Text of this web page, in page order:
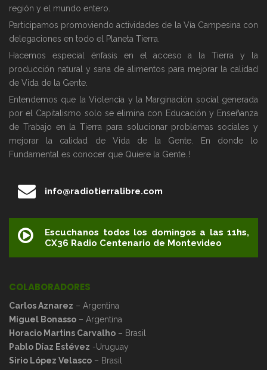
región y el mundo entero.
Participamos promoviendo actividades de la Vía Campesina con
delegaciones en todo el Planeta Tierra.
Hacemos especial énfasis en el acceso a la Tierra y la
producción natural y sana de alimentos para mejorar la calidad
de Vida de la Gente.
Entendemos que la Violencia y la Marginación social generada
por el Capitalismo solo se elimina con Educación y Enseñanza
de Trabajo en la Tierra para solucionar problemas sociales y
mejorar la calidad de Vida de la Gente. En donde lo
Fundamental es conocer que Quiere la Gente..!
info@radiotierralibre.com
Escuchanos todos los domingos a las 11hs,
CX36 Radio Centenario de Montevideo
COLABORADORES
Carlos Aznarez – Argentina
Miguel Bonasso – Argentina
Horacio Martins Carvalho – Brasil
Pablo Díaz Estévez -Uruguay
Sirio López Velasco – Brasil